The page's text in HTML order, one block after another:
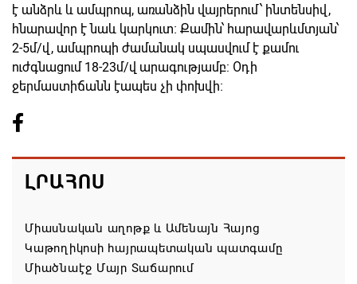
է անձրև և ամպրոպ, առանձին վայրերում՝ ինտենսիվ,
հնարավոր է նաև կարկուտ։ Քամին՝ հարավարևմտյան՝
2-5մ/վ, ամպրոպի ժամանակ սպասվում է քամու
ուժգնացում 18-23մ/վ արագությամբ: Օդի
ջերմաստիճանն էապես չի փոխվի։
ԼՐԱՀՈՍ
Միասնական աղոթք և Ամենայն Հայոց
Կաթողիկոսի հայրապետական պատգամը
Միածնաէջ Մայր Տաճարում